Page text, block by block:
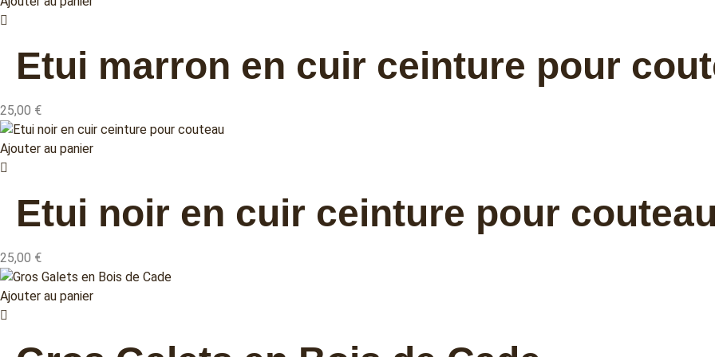
Etui marron en cuir ceinture pour
25,00 €
Ajouter au panier
Etui noir en cuir ceinture pour couteau
25,00 €
Ajouter au panier